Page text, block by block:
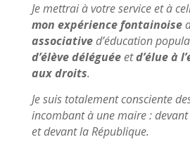
Je mettrai à votre service et à
mon expérience fontainoise
associatived’éducation
d’élève déléguéeetd’élue à
aux droits.
Je suis totalement consciente
incombant à une maire :
et devant la République.